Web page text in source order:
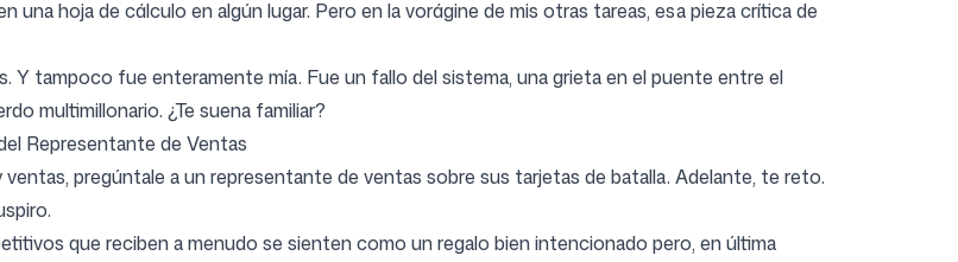
hoja de cálculo en algún lugar. Pero en la vorágine de mis otras tareas, esa pieza crítica de
Y tampoco fue enteramente mía. Fue un fallo del sistema, una grieta en el puente entre el
multimillonario. ¿Te suena familiar?
Representante de Ventas
pregúntale a un representante de ventas sobre sus tarjetas de batalla. Adelante, te reto.
que reciben a menudo se sienten como un regalo bien intencionado pero, en última